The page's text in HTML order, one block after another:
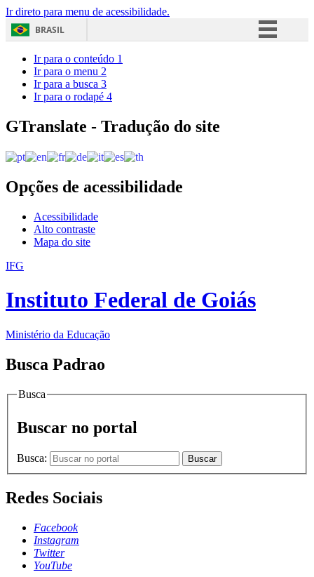
Ir direto para menu de acessibilidade.
BRASIL
Acesso à informação
Ir para o conteúdo 1
Ir para o menu 2
Ir para a busca 3
Ir para o rodapé 4
GTranslate - Tradução do site
Opções de acessibilidade
Acessibilidade
Alto contraste
Mapa do site
IFG
Instituto Federal de Goiás
Ministério da Educação
Busca Padrao
Busca
Buscar no portal
Busca: Buscar
Redes Sociais
Facebook
Instagram
Twitter
YouTube